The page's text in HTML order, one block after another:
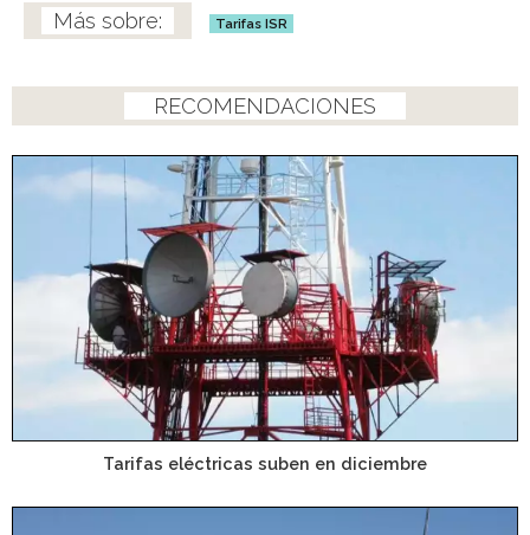
Tarifas ISR
RECOMENDACIONES
Tarifas eléctricas suben en diciembre